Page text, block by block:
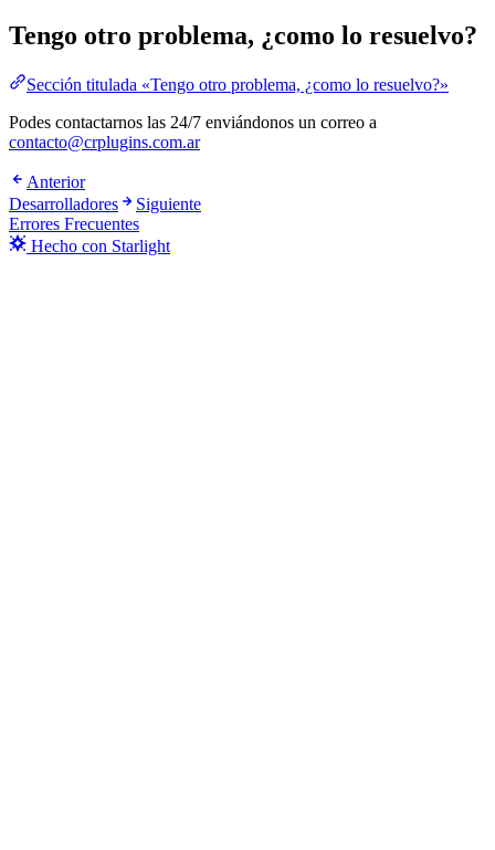
Tengo otro problema, ¿como lo resuelvo?
Sección titulada «Tengo otro problema, ¿como lo resuelvo?»
Podes contactarnos las 24/7 enviándonos un correo a
contacto@crplugins.com.ar
Anterior
Desarrolladores
Siguiente
Errores Frecuentes
Hecho con Starlight